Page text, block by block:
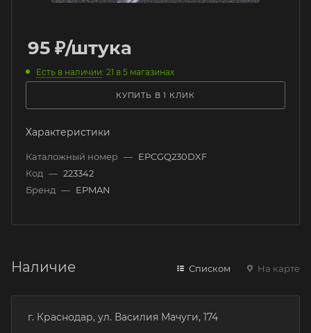
95 ₽/штука
Есть в наличии: 21 в 5 магазинах
КУПИТЬ В 1 КЛИК
Характеристики
Каталожный номер — EPCGQ230DXF
Код — 223342
Бренд — EPMAN
Наличие Списком На карте
г. Краснодар, ул. Василия Мачуги, 174